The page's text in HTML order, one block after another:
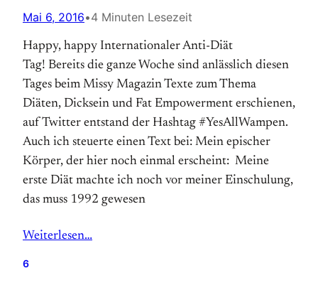
Mai 6, 2016•4 Minuten Lesezeit
Happy, happy Internationaler Anti-Diät
Tag! Bereits die ganze Woche sind anlässlich diesen
Tages beim Missy Magazin Texte zum Thema
Diäten, Dicksein und Fat Empowerment erschienen,
auf Twitter entstand der Hashtag #YesAllWampen.
Auch ich steuerte einen Text bei: Mein epischer
Körper, der hier noch einmal erscheint: Meine
erste Diät machte ich noch vor meiner Einschulung,
das muss 1992 gewesen
Weiterlesen…
6